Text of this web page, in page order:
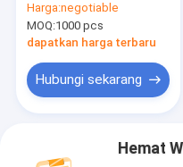
ODM
Harga:negotiable
MOQ:1000 pcs
dapatkan harga terbaru
Hubungi sekarang
Hemat